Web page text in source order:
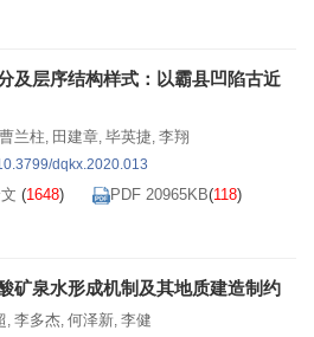
及层序结构样式：以霸县凹陷古近
曹兰柱, 田建章, 毕英捷, 李翔
dqkx.2020.013
(1648) PDF 20965KB(118)
矿泉水形成机制及其地质建造制约
, 李多杰, 何泽新, 李健